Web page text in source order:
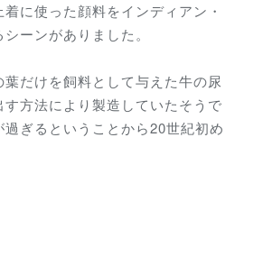
に使った顔料をインディアン・
ーンがありました。
だけを飼料として与えた牛の尿
方法により製造していたそうで
ぎるということから20世紀初め